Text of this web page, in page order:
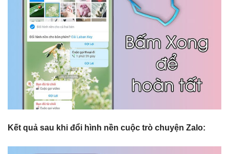
Kết quả sau khi đổi hình nền cuộc trò chuyện Zalo: